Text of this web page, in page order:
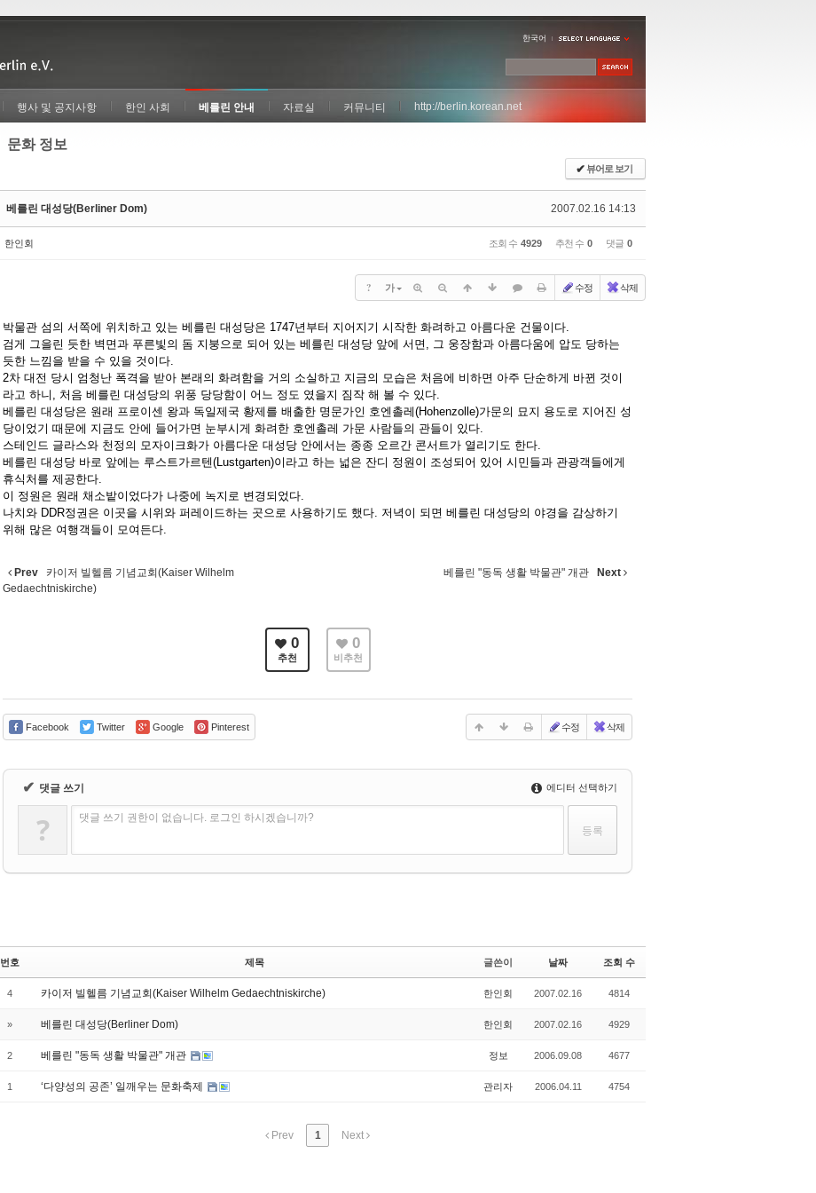
한국어
행사 및 공지사항 한인 사회 베를린 안내 자료실 커뮤니티 http://berlin.korean.net
문화 정보
✔뷰어로 보기
2007.02.16 14:13
베를린 대성당(Berliner Dom)
한인회 조회 수 4929 추천 수 0 댓글 0
? 가 수정 삭제
박물관 섬의 서쪽에 위치하고 있는 베를린 대성당은 1747년부터 지어지기 시작한 화려하고 아름다운 건물이다.
검게 그을린 듯한 벽면과 푸른빛의 돔 지붕으로 되어 있는 베를린 대성당 앞에 서면, 그 웅장함과 아름다움에 압도 당하는
듯한 느낌을 받을 수 있을 것이다.
2차 대전 당시 엄청난 폭격을 받아 본래의 화려함을 거의 소실하고 지금의 모습은 처음에 비하면 아주 단순하게 바뀐 것이
라고 하니, 처음 베를린 대성당의 위풍 당당함이 어느 정도 였을지 짐작 해 볼 수 있다.
베를린 대성당은 원래 프로이센 왕과 독일제국 황제를 배출한 명문가인 호엔촐레(Hohenzolle)가문의 묘지 용도로 지어진 성
당이었기 때문에 지금도 안에 들어가면 눈부시게 화려한 호엔촐레 가문 사람들의 관들이 있다.
스테인드 글라스와 천정의 모자이크화가 아름다운 대성당 안에서는 종종 오르간 콘서트가 열리기도 한다.
베를린 대성당 바로 앞에는 루스트가르텐(Lustgarten)이라고 하는 넓은 잔디 정원이 조성되어 있어 시민들과 관광객들에게
휴식처를 제공한다.
이 정원은 원래 채소밭이었다가 나중에 녹지로 변경되었다.
나치와 DDR정권은 이곳을 시위와 퍼레이드하는 곳으로 사용하기도 했다. 저녁이 되면 베를린 대성당의 야경을 감상하기
위해 많은 여행객들이 모여든다.
Prev
카이저 빌헬름 기념교회(Kaiser Wilhelm
Gedaechtniskirche)
베를린 "동독 생활 박물관" 개관 Next
0
추천
0
비추천
Facebook Twitter Google Pinterest 수정 삭제
✔ 댓글 쓰기 에디터 선택하기
? 댓글 쓰기 권한이 없습니다. 로그인 하시겠습니까?
번호 제목 글쓴이 날짜 조회 수
4 카이저 빌헬름 기념교회(Kaiser Wilhelm Gedaechtniskirche) 한인회 2007.02.16 4814
» 베를린 대성당(Berliner Dom) 한인회 2007.02.16 4929
2 베를린 "동독 생활 박물관" 개관 정보 2006.09.08 4677
1 ‘다양성의 공존’ 일깨우는 문화축제 관리자 2006.04.11 4754
Prev 1 Next